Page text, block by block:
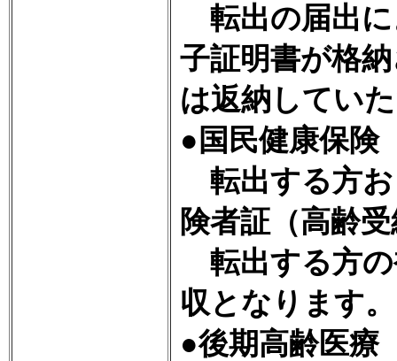
転出の届出に
子証明書が格
は返納してい
●国民健康保険
転出する方お
険者証（高齢
転出する方の
収となります。
●後期高齢医療